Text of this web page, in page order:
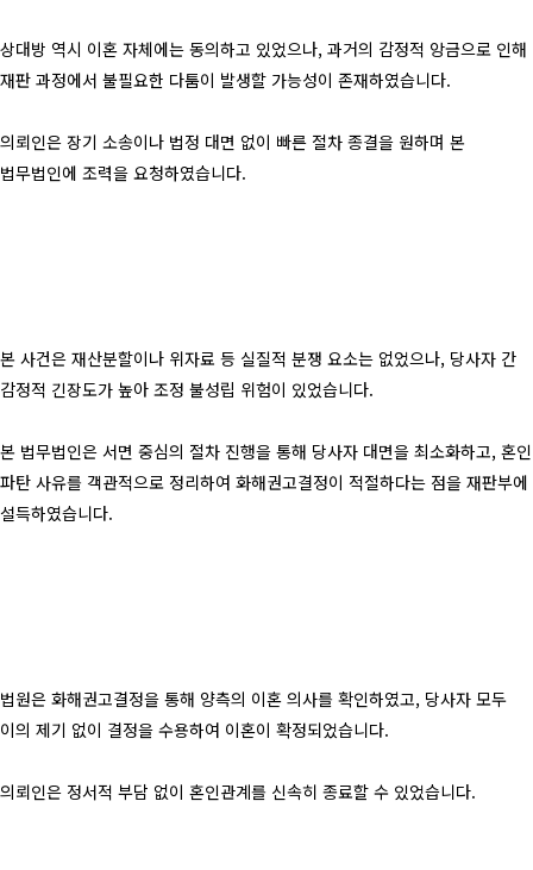
상대방 역시 이혼 자체에는 동의하고 있었으나, 과거의 감정적 앙금으로 인해
재판 과정에서 불필요한 다툼이 발생할 가능성이 존재하였습니다.
의뢰인은 장기 소송이나 법정 대면 없이 빠른 절차 종결을 원하며 본
법무법인에 조력을 요청하였습니다.
본 사건은 재산분할이나 위자료 등 실질적 분쟁 요소는 없었으나, 당사자 간
감정적 긴장도가 높아 조정 불성립 위험이 있었습니다.
본 법무법인은 서면 중심의 절차 진행을 통해 당사자 대면을 최소화하고, 혼인
파탄 사유를 객관적으로 정리하여 화해권고결정이 적절하다는 점을 재판부에
설득하였습니다.
법원은 화해권고결정을 통해 양측의 이혼 의사를 확인하였고, 당사자 모두
이의 제기 없이 결정을 수용하여 이혼이 확정되었습니다.
의뢰인은 정서적 부담 없이 혼인관계를 신속히 종료할 수 있었습니다.